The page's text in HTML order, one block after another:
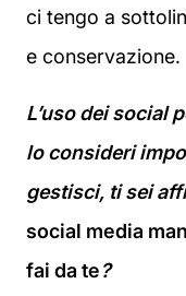
ci tengo a
e conservazione.
L’uso dei social
lo consideri
gestisci, ti sei
social media
fai da te?